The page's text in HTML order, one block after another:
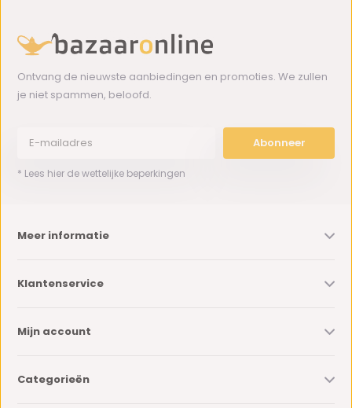
Ontvang de nieuwste aanbiedingen en promoties. We zullen
je niet spammen, beloofd.
Abonneer
* Lees hier de wettelijke beperkingen
Meer informatie
Klantenservice
Mijn account
Categorieën